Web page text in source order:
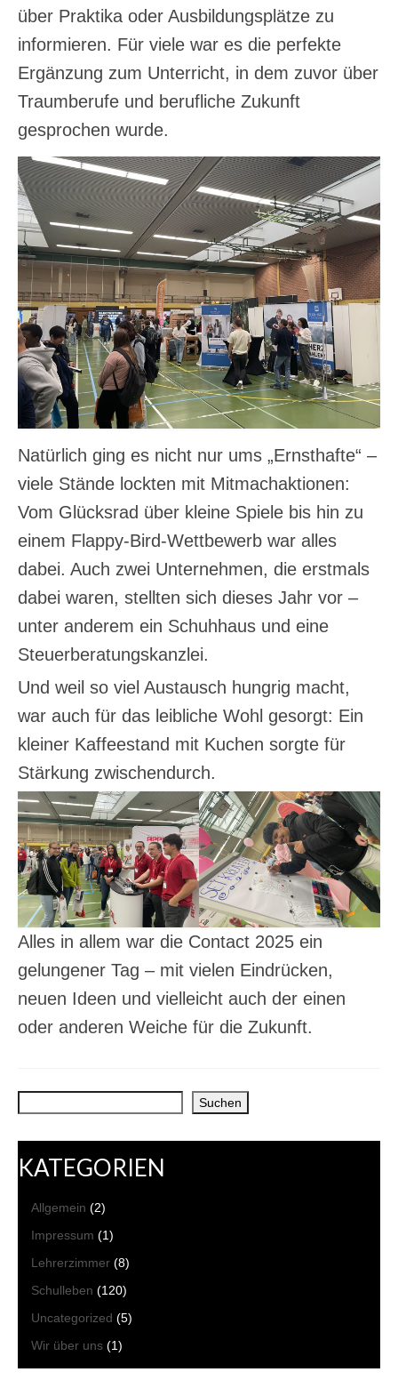
über Praktika oder Ausbildungsplätze zu
informieren. Für viele war es die perfekte
Ergänzung zum Unterricht, in dem zuvor über
Traumberufe und berufliche Zukunft
gesprochen wurde.
Natürlich ging es nicht nur ums „Ernsthafte“ –
viele Stände lockten mit Mitmachaktionen:
Vom Glücksrad über kleine Spiele bis hin zu
einem Flappy-Bird-Wettbewerb war alles
dabei. Auch zwei Unternehmen, die erstmals
dabei waren, stellten sich dieses Jahr vor –
unter anderem ein Schuhhaus und eine
Steuerberatungskanzlei.
Und weil so viel Austausch hungrig macht,
war auch für das leibliche Wohl gesorgt: Ein
kleiner Kaffeestand mit Kuchen sorgte für
Stärkung zwischendurch.
Alles in allem war die Contact 2025 ein
gelungener Tag – mit vielen Eindrücken,
neuen Ideen und vielleicht auch der einen
oder anderen Weiche für die Zukunft.
Suchen
KATEGORIEN
Allgemein (2)
Impressum (1)
Lehrerzimmer (8)
Schulleben (120)
Uncategorized (5)
Wir über uns (1)